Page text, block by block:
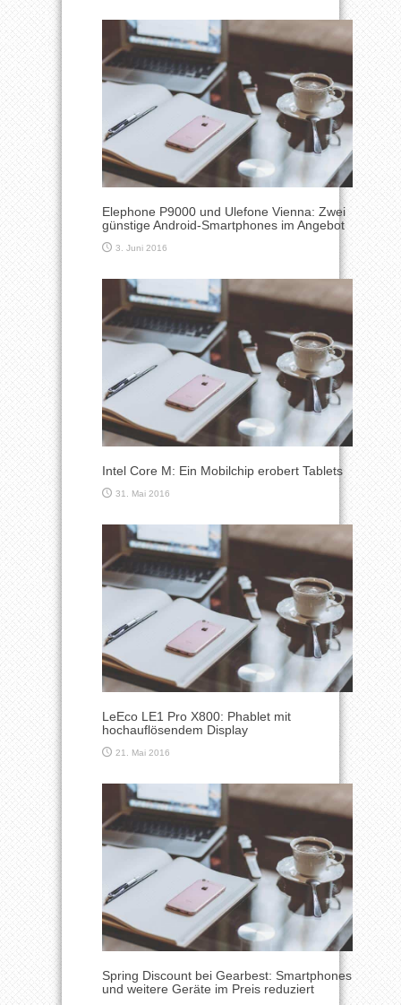
Elephone P9000 und Ulefone Vienna: Zwei
günstige Android-Smartphones im Angebot
3. Juni 2016
Intel Core M: Ein Mobilchip erobert Tablets
31. Mai 2016
LeEco LE1 Pro X800: Phablet mit
hochauflösendem Display
21. Mai 2016
Spring Discount bei Gearbest: Smartphones
und weitere Geräte im Preis reduziert